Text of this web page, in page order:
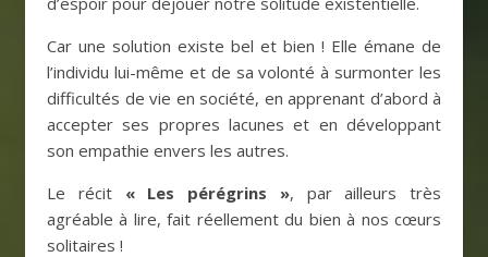
Car une solution existe bel et bien ! Elle émane de
l’individu lui-même et de sa volonté à surmonter les
difficultés de vie en société, en apprenant d’abord à
accepter ses propres lacunes et en développant
son empathie envers les autres.
Le récit « Les pérégrins », par ailleurs très
agréable à lire, fait réellement du bien à nos cœurs
solitaires !